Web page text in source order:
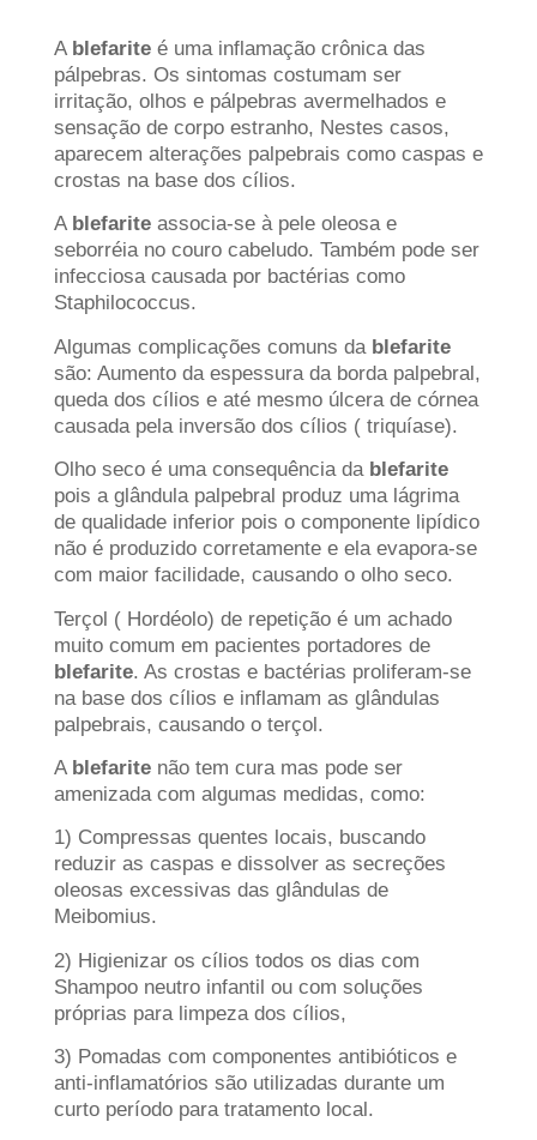
A blefarite é uma inflamação crônica das
pálpebras. Os sintomas costumam ser
irritação, olhos e pálpebras avermelhados e
sensação de corpo estranho, Nestes casos,
aparecem alterações palpebrais como caspas e
crostas na base dos cílios.
A blefarite associa-se à pele oleosa e
seborréia no couro cabeludo. Também pode ser
infecciosa causada por bactérias como
Staphilococcus.
Algumas complicações comuns da blefarite
são: Aumento da espessura da borda palpebral,
queda dos cílios e até mesmo úlcera de córnea
causada pela inversão dos cílios ( triquíase).
Olho seco é uma consequência da blefarite
pois a glândula palpebral produz uma lágrima
de qualidade inferior pois o componente lipídico
não é produzido corretamente e ela evapora-se
com maior facilidade, causando o olho seco.
Terçol ( Hordéolo) de repetição é um achado
muito comum em pacientes portadores de
blefarite. As crostas e bactérias proliferam-se
na base dos cílios e inflamam as glândulas
palpebrais, causando o terçol.
A blefarite não tem cura mas pode ser
amenizada com algumas medidas, como:
1) Compressas quentes locais, buscando
reduzir as caspas e dissolver as secreções
oleosas excessivas das glândulas de
Meibomius.
2) Higienizar os cílios todos os dias com
Shampoo neutro infantil ou com soluções
próprias para limpeza dos cílios,
3) Pomadas com componentes antibióticos e
anti-inflamatórios são utilizadas durante um
curto período para tratamento local.